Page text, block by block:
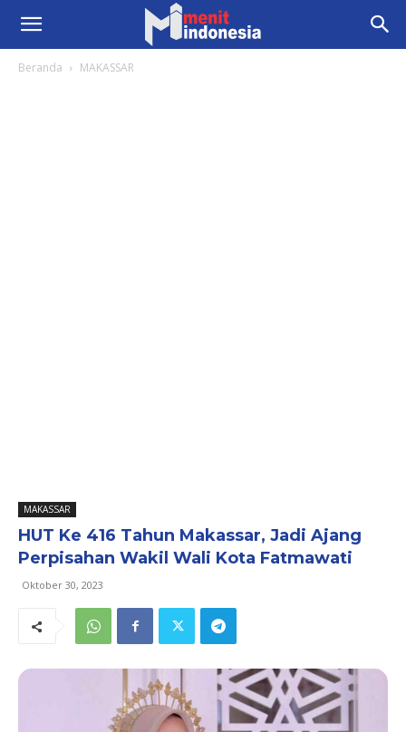
Beranda MAKASSAR
MAKASSAR
HUT Ke 416 Tahun Makassar, Jadi Ajang
Perpisahan Wakil Wali Kota Fatmawati
Oktober 30, 2023